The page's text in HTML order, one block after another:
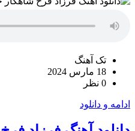
تک آهنگ
18 مارس 2024
0 نظر
ادامه و دانلود